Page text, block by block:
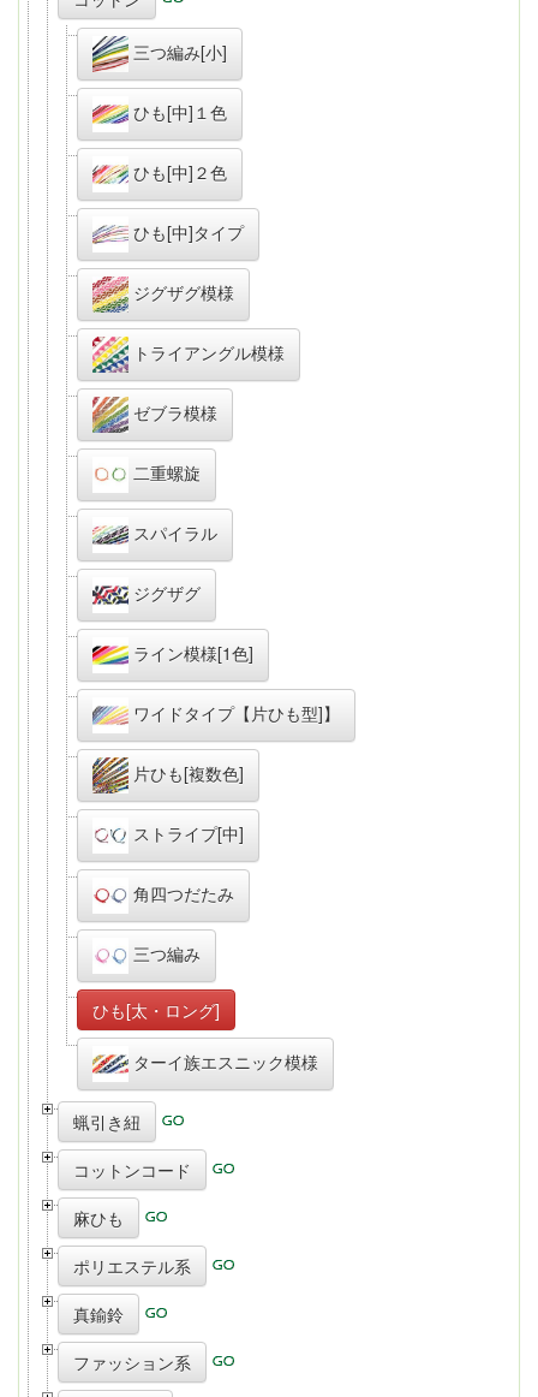
三つ編み[小]
ひも[中]１色
ひも[中]２色
ひも[中]タイプ
ジグザグ模様
トライアングル模様
ゼブラ模様
二重螺旋
スパイラル
ジグザグ
ライン模様[1色]
ワイドタイプ【片ひも型]】
片ひも[複数色]
ストライプ[中]
角四つだたみ
三つ編み
ひも[太・ロング]
ターイ族エスニック模様
蝋引き紐
コットンコード
麻ひも
ポリエステル系
真鍮鈴
ファッション系